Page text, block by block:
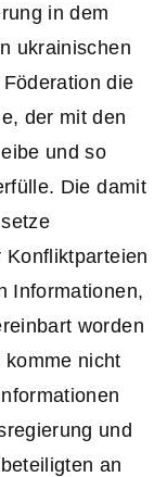
in dem
ukrainischen
die
der mit den
und so
Die damit
Konfliktparteien
Informationen,
worden
nicht
und
an